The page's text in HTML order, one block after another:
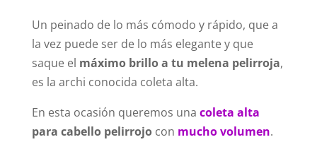
Un peinado de lo más cómodo y rápido, que a
la vez puede ser de lo más elegante y que
saque el máximo brillo a tu melena pelirroja,
es la archi conocida coleta alta.
En esta ocasión queremos una coleta alta
para cabello pelirrojocon mucho volumen.